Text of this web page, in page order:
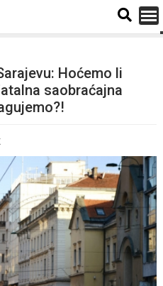
Hoćemo li
saobraćajna